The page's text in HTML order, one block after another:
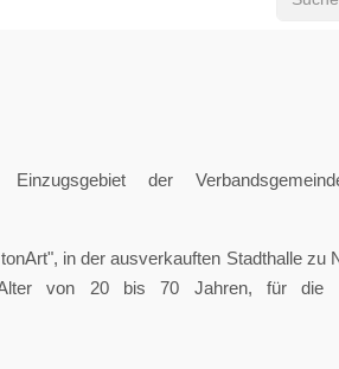
der
in der ausverkauften Stadthalle zu
von 20 bis 70 Jahren, für die